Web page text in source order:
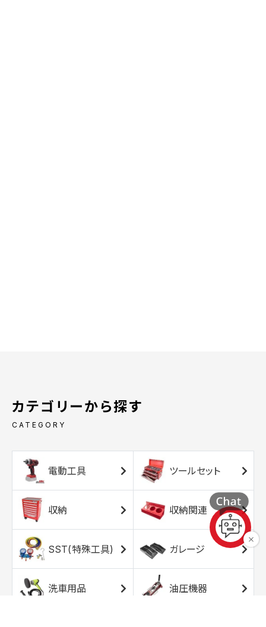
カテゴリーから探す
CATEGORY
電動工具 ツールセット
収納 収納関連
SST(特殊工具) ガレージ
洗車用品 油圧機器